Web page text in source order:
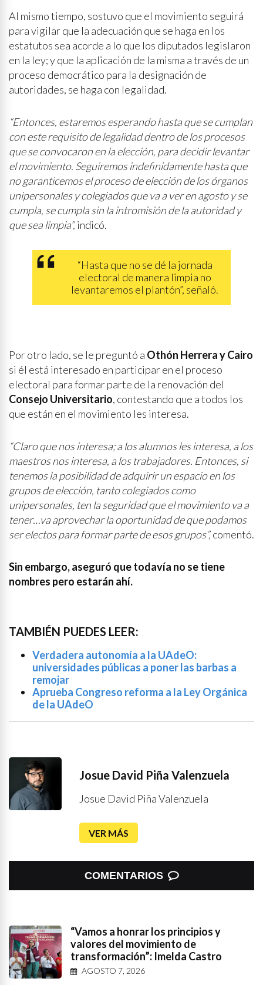
Al mismo tiempo, sostuvo que el movimiento seguirá
para vigilar que la adecuación que se haga en los
estatutos sea acorde a lo que los diputados legislaron
en la ley; y que la aplicación de la misma a través de un
proceso democrático para la designación de
autoridades, se haga con legalidad.
“Entonces, estaremos esperando hasta que se cumplan
con este requisito de legalidad dentro de los procesos
que se convocaron en la elección, para decidir levantar
el movimiento. Seguiremos indefinidamente hasta que
no garanticemos el proceso de elección de los órganos
unipersonales y colegiados que va a ver en agosto y se
cumpla, se cumpla sin la intromisión de la autoridad y
que sea limpia”,indicó.
“Hasta que no se dé la jornada
electoral de manera limpia no
levantaremos el plantón”, señaló.
Por otro lado, se le preguntó a Othón Herrera y Cairo
si él está interesado en participar en el proceso
electoral para formar parte de la renovación del
Consejo Universitario, contestando que a todos los
que están en el movimiento les interesa.
“Claro que nos interesa; a los alumnos les interesa, a los
maestros nos interesa, a los trabajadores. Entonces, si
tenemos la posibilidad de adquirir un espacio en los
grupos de elección, tanto colegiados como
unipersonales, ten la seguridad que el movimiento va a
tener…va aprovechar la oportunidad de que podamos
ser electos para formar parte de esos grupos”,comentó.
Sin embargo, aseguró que todavía no se tiene
nombres pero estarán ahí.
TAMBIÉN PUEDES LEER:
Verdadera autonomía a la UAdeO:
universidades públicas a poner las barbas a
remojar
Aprueba Congreso reforma a la Ley Orgánica
de la UAdeO
Josue David Piña Valenzuela
Josue David Piña Valenzuela
VER MÁS
COMENTARIOS
“Vamos a honrar los principios y
valores del movimiento de
transformación”: Imelda Castro
AGOSTO 7, 2026